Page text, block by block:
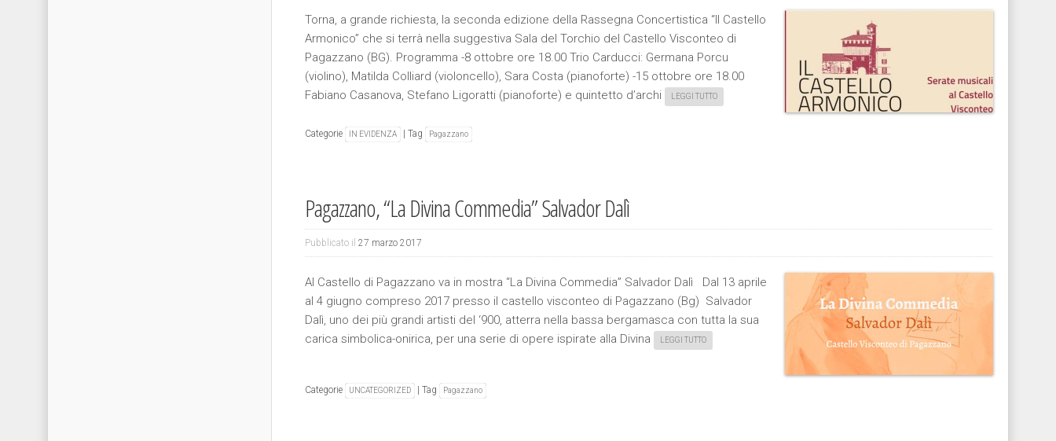
Torna, a grande richiesta, la seconda edizione della Rassegna Concertistica “Il Castello
Armonico” che si terrà nella suggestiva Sala del Torchio del Castello Visconteo di
Pagazzano (BG). Programma -8 ottobre ore 18.00 Trio Carducci: Germana Porcu
(violino), Matilda Colliard (violoncello), Sara Costa (pianoforte) -15 ottobre ore 18.00
Fabiano Casanova, Stefano Ligoratti (pianoforte) e quintetto d’archi
LEGGI TUTTO
Categorie IN EVIDENZA | Tag Pagazzano
Pagazzano, “La Divina Commedia” Salvador Dalì
Pubblicato il 27 marzo 2017
Al Castello di Pagazzano va in mostra “La Divina Commedia” Salvador Dalì Dal 13 aprile
al 4 giugno compreso 2017 presso il castello visconteo di Pagazzano (Bg) Salvador
Dalì, uno dei più grandi artisti del ‘900, atterra nella bassa bergamasca con tutta la sua
carica simbolica-onirica, per una serie di opere ispirate alla Divina
LEGGI TUTTO
Categorie UNCATEGORIZED Tag Pagazzano